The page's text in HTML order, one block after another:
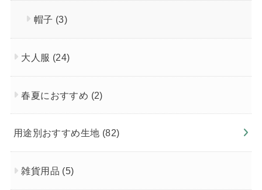
帽子 (3)
大人服 (24)
春夏におすすめ (2)
用途別おすすめ生地 (82)
雑貨用品 (5)